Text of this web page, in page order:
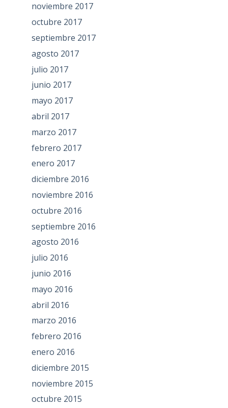
noviembre 2017
octubre 2017
septiembre 2017
agosto 2017
julio 2017
junio 2017
mayo 2017
abril 2017
marzo 2017
febrero 2017
enero 2017
diciembre 2016
noviembre 2016
octubre 2016
septiembre 2016
agosto 2016
julio 2016
junio 2016
mayo 2016
abril 2016
marzo 2016
febrero 2016
enero 2016
diciembre 2015
noviembre 2015
octubre 2015